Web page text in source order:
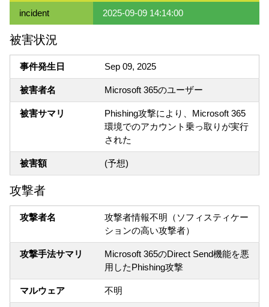
incident 2025-09-09 14:14:00
被害状況
事件発生日 Sep 09, 2025
被害者名 Microsoft 365のユーザー
被害サマリ
Phishing攻撃により、Microsoft 365
環境でのアカウント乗っ取りが実行
された
被害額 (予想)
攻撃者
攻撃者名
攻撃者情報不明（ソフィスティケー
ションの高い攻撃者）
攻撃手法サマリ
Microsoft 365のDirect Send機能を悪
用したPhishing攻撃
マルウェア 不明